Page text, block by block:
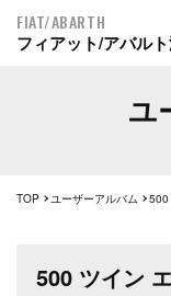
FIAT/ABARTH
フィアット/アバル
ユ
TOP ユーザーアルバム 500
500 ツイン